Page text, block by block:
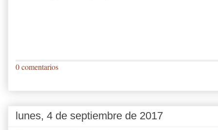
0 comentarios
lunes, 4 de septiembre de 2017